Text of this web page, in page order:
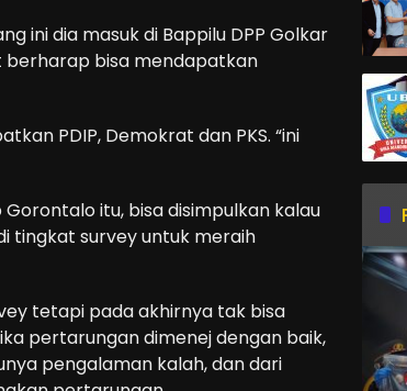
ini dia masuk di Bappilu DPP Golkar
berharap bisa mendapatkan
PDIP, Demokrat dan PKS. “ini
itu, bisa disimpulkan kalau
tingkat survey untuk meraih
tetapi pada akhirnya tak bisa
pertarungan dimenej dengan baik,
pengalaman kalah, dan dari